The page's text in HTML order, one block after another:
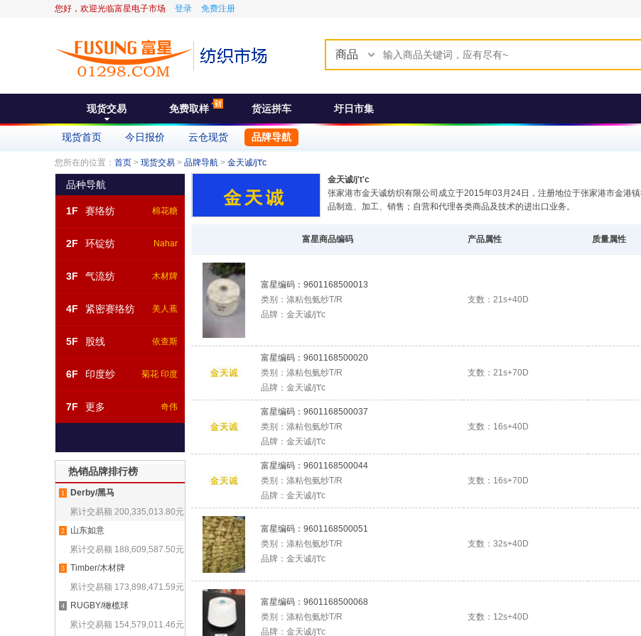
您好，欢迎光临富星电子市场 登录 免费注册
商品
现货交易 免费取样 货运拼车 圩日市集
现货首页 今日报价 云仓现货 品牌导航
您所在的位置： 首页 > 现货交易 > 品牌导航 > 金天诚/j't'c
品种导航
1F 赛络纺 棉花糖
2F 环锭纺 Nahar
3F 气流纺 木材牌
4F 紧密赛络纺 美人蕉
5F 股线 依查斯
6F 印度纱 菊花 印度
7F 更多 奇伟
热销品牌排行榜
1
Derby/黑马
累计交易额 200,335,013.80元
2
山东如意
累计交易额 188,609,587.50元
3
Timber/木材牌
累计交易额 173,898,471.59元
4
RUGBY/橄榄球
累计交易额 154,579,011.46元
金天诚/j't'c
张家港市金天诚纺织有限公司成立于2015年03月24日，注册地位于张家港市金港
品制造、加工、销售；自营和代理各类商品及技术的进出口业务。
富星商品编码 产品属性 质量属性
富星编码： 9601168500013
类别： 涤粘包氨纱T/R
品牌： 金天诚/j't'c
支数：21s+40D
富星编码： 9601168500020
类别： 涤粘包氨纱T/R
品牌： 金天诚/j't'c
支数：21s+70D
富星编码： 9601168500037
类别： 涤粘包氨纱T/R
品牌： 金天诚/j't'c
支数：16s+40D
富星编码： 9601168500044
类别： 涤粘包氨纱T/R
品牌： 金天诚/j't'c
支数：16s+70D
富星编码： 9601168500051
类别： 涤粘包氨纱T/R
品牌： 金天诚/j't'c
支数：32s+40D
富星编码： 9601168500068
类别： 涤粘包氨纱T/R
品牌： 金天诚/j't'c
支数：12s+40D